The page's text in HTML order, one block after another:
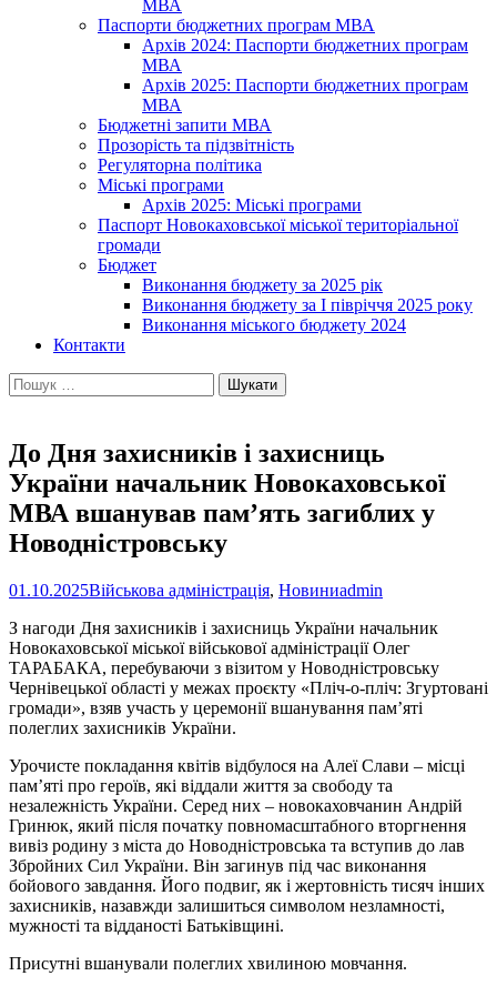
МВА
Паспорти бюджетних програм МВА
Архів 2024: Паспорти бюджетних програм
МВА
Архів 2025: Паспорти бюджетних програм
МВА
Бюджетні запити МВА
Прозорість та підзвітність
Регуляторна політика
Міські програми
Архів 2025: Міські програми
Паспорт Новокаховської міської територіальної
громади
Бюджет
Виконання бюджету за 2025 рік
Виконання бюджету за І півріччя 2025 року
Виконання міського бюджету 2024
Контакти
Пошук:
До Дня захисників і захисниць
України начальник Новокаховської
МВА вшанував пам’ять загиблих у
Новодністровську
01.10.2025Військова адміністрація, Новиниadmin
З нагоди Дня захисників і захисниць України начальник
Новокаховської міської військової адміністрації Олег
ТАРАБАКА, перебуваючи з візитом у Новодністровську
Чернівецької області у межах проєкту «Пліч-о-пліч: Згуртовані
громади», взяв участь у церемонії вшанування пам’яті
полеглих захисників України.
Урочисте покладання квітів відбулося на Алеї Слави – місці
пам’яті про героїв, які віддали життя за свободу та
незалежність України. Серед них – новокаховчанин Андрій
Гринюк, який після початку повномасштабного вторгнення
вивіз родину з міста до Новодністровська та вступив до лав
Збройних Сил України. Він загинув під час виконання
бойового завдання. Його подвиг, як і жертовність тисяч інших
захисників, назавжди залишиться символом незламності,
мужності та відданості Батьківщині.
Присутні вшанували полеглих хвилиною мовчання.